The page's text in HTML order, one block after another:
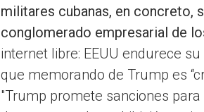
militares cubanas, en concreto,
conglomerado empresarial de
internet libre: EEUU endurece
que memorando de Trump es
"Trump promete sanciones